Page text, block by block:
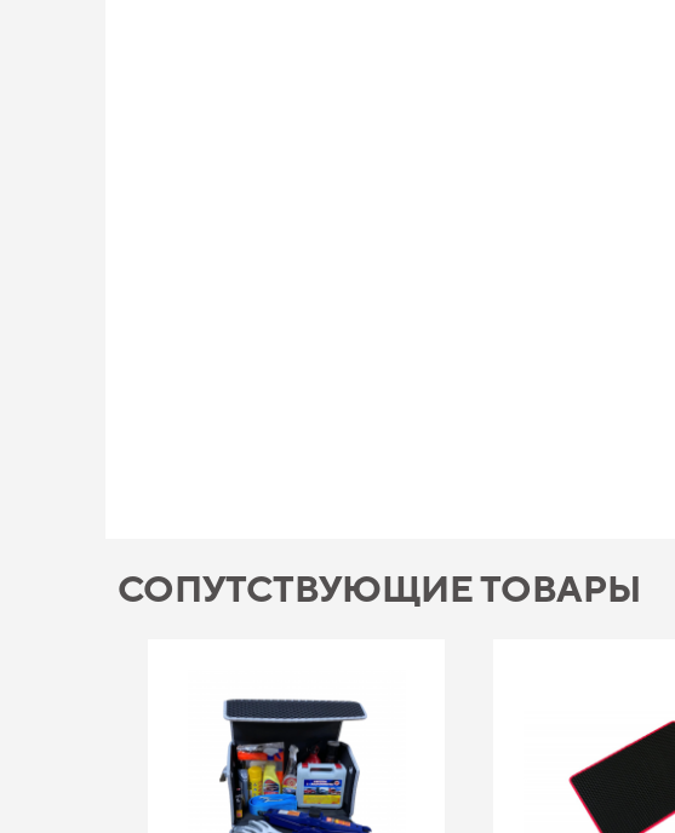
СОПУТСТВУЮЩИЕ ТОВАРЫ